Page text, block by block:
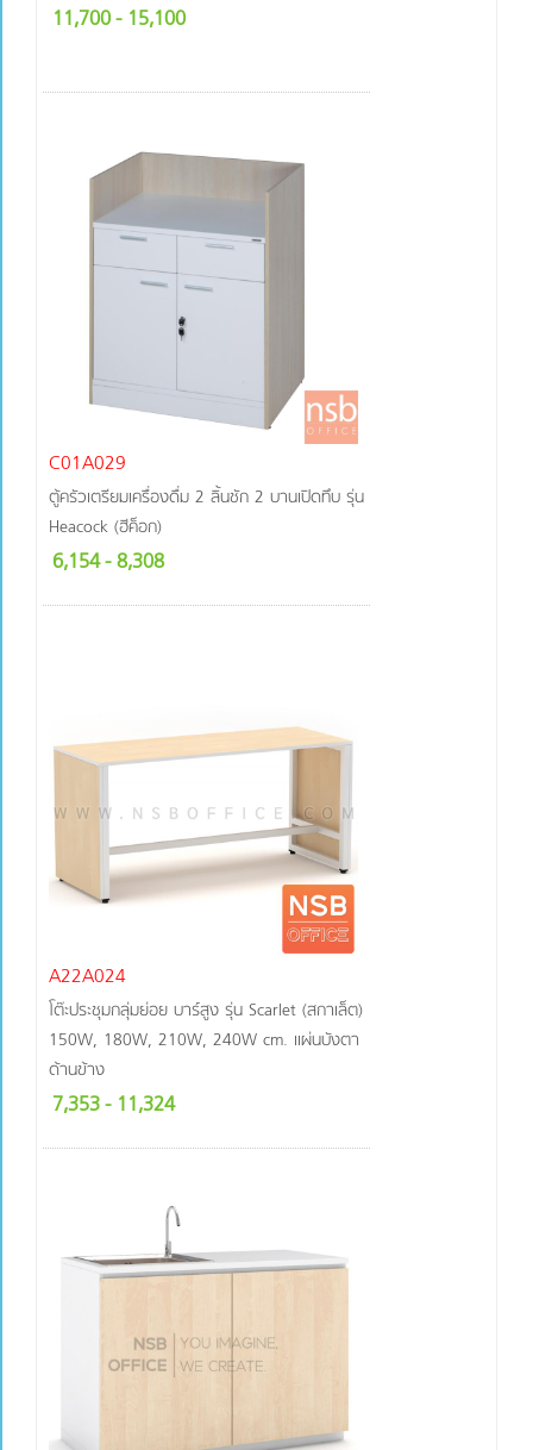
11,700- 15,100
C01A029
ตู้ครัวเตรียมเครื่องดื่ม 2 ลิ้นชัก 2 บานเปิดทึบ รุ่น
Heacock (ฮีค็อก)
6,154- 8,308
A22A024
โต๊ะประชุมกลุ่มย่อย บาร์สูง รุ่น Scarlet (สกาเล็ต)
150W, 180W, 210W, 240W cm. แผ่นบังตา
ด้านข้าง
7,353- 11,324